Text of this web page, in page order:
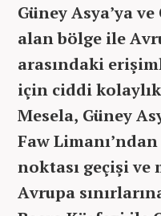
Güney Asya’ya
alan bölge ile
arasındaki
için ciddi
Mesela, Güney
Faw
noktası geçişi
Avrupa